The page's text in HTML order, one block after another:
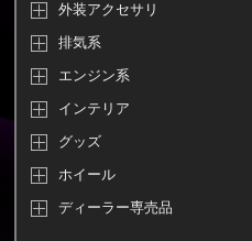
外装アクセサリ
排気系
エンジン系
インテリア
グッズ
ホイール
ディーラー専売品